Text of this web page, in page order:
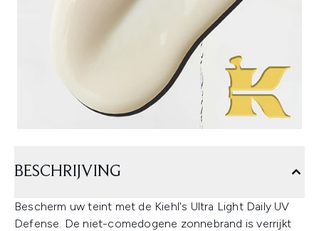
BESCHRIJVING
Bescherm uw teint met de Kiehl's Ultra Light Daily UV
Defense. De niet-comedogene zonnebrand is verrijkt